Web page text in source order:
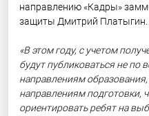
направлению «Кадры»
защиты Дмитрий Платыгин.
«В этом году, с учетом
будут публиковаться не по
направлениям
направлениям подготовки,
ориентировать ребят на